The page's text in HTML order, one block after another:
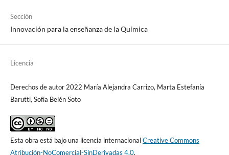
Sección
Innovación para la enseñanza de la Química
Licencia
Derechos de autor 2022 María Alejandra Carrizo, Marta Estefanía
Barutti, Sofía Belén Soto
Esta obra está bajo una licencia internacionalCreative Commons
Atribución-NoComercial-SinDerivadas 4.0.